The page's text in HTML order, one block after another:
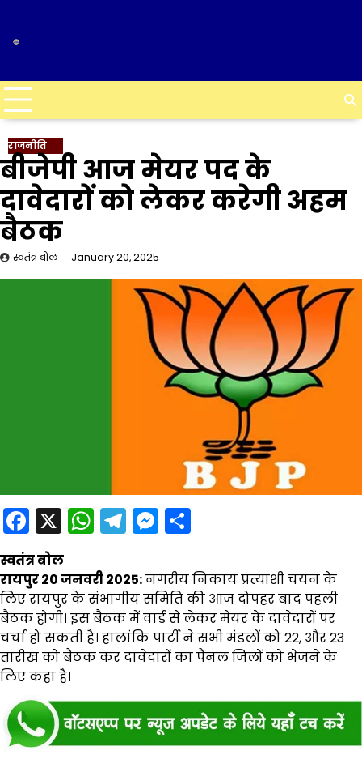
content
राजनीति
बीजेपी आज मेयर पद के
दावेदारों को लेकर करेगी अहम
बैठक
स्वतंत्र बोल January 20, 2025
Facebook
X WhatsApp
Telegram
Messenger
स्वतंत्र बोल
रायपुर 20 जनवरी 2025:नगरीय निकाय प्रत्याशी चयन के
लिए रायपुर के संभागीय समिति की आज दोपहर बाद पहली
बैठक होगी। इस बैठक में वार्ड से लेकर मेयर के दावेदारों पर
चर्चा हो सकती है। हालांकि पार्टी ने सभी मंडलों को 22, और 23
तारीख को बैठक कर दावेदारों का पैनल जिलों को भेजने के
लिए कहा है।